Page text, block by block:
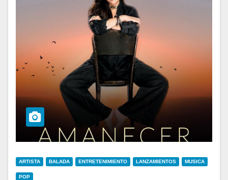
ARTISTA BALADA ENTRETENIMIENTO LANZAMIENTOS MUSICA
POP